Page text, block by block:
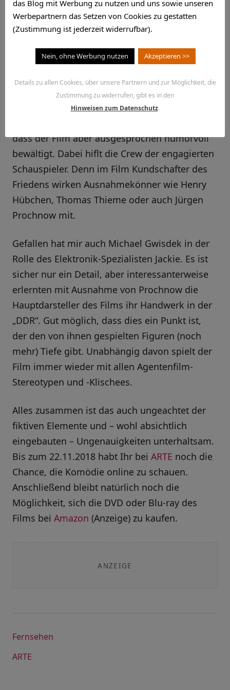
für einen unterhaltsamen TV-
Abend!
Denn der 2017 veröffentlichte Film hat wenig
mit Ostalgie zu tun. Stattdessen geht es gut 90
Minuten lang um die Frage, ob tatsächlich alle
zum alten Eisen gehören, die wir dort
dass der Film aber ausgesprochen humorvoll
bewältigt. Dabei hiflt die Crew der engagierten
Schauspieler. Denn im Film Kundschafter des
Friedens wirken Ausnahmekönner wie Henry
Hübchen, Thomas Thieme oder auch Jürgen
Prochnow mit.
Gefallen hat mir auch Michael Gwisdek in der
Rolle des Elektronik-Spezialisten Jackie. Es ist
sicher nur ein Detail, aber interessanterweise
erlernten mit Ausnahme von Prochnow die
Hauptdarsteller des Films ihr Handwerk in der
„DDR“. Gut möglich, dass dies ein Punkt ist,
der den von ihnen gespielten Figuren (noch
mehr) Tiefe gibt. Unabhängig davon spielt der
Film immer wieder mit allen Agentenfilm-
Stereotypen und -Klischees.
Alles zusammen ist das auch ungeachtet der
fiktiven Elemente und – wohl absichtlich
eingebauten – Ungenauigkeiten unterhaltsam.
Bis zum 22.11.2018 habt Ihr bei ARTE noch die
Chance, die Komödie online zu schauen.
Anschließend bleibt natürlich noch die
Möglichkeit, sich die DVD oder Blu-ray des
Films bei Amazon (Anzeige) zu kaufen.
ANZEIGE
Fernsehen
ARTE
das Blog mit Werbung zu nutzen und uns sowie unseren
Werbepartnern das Setzen von Cookies zu gestatten
(Zustimmung ist jederzeit widerrufbar).
Nein, ohne Werbung nutzen Akzeptieren >>
Details zu allen Cookies, über unsere Partnern und zur Möglichkeit, die
Zustimmung zu widerrufen, gibt es in den
Hinweisen zum Datenschutz.